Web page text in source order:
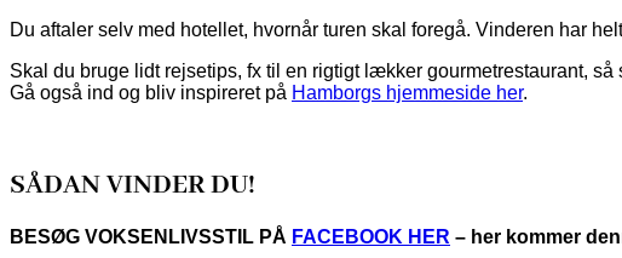
Du aftaler selv med hotellet, hvornår turen skal foregå. Vinderen har helt
Skal du bruge lidt rejsetips, fx til en rigtigt lækker gourmetrestaurant,
Gå også ind og bliv inspireret på Hamborgs hjemmeside her.
SÅDAN VINDER DU!
BESØG VOKSENLIVSSTIL PÅ FACEBOOK HER – her kommer